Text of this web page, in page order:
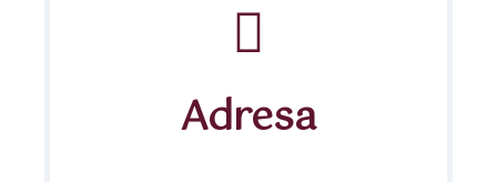
Adresa